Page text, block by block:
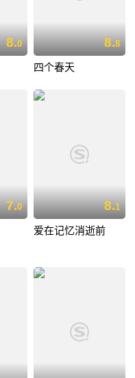
8.0 8.8
四个春天
7.0 8.1
爱在记忆消逝前